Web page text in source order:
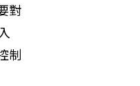
對
制